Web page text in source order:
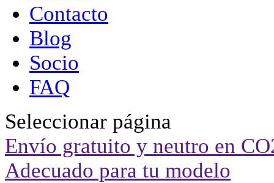
Contacto
Blog
Socio
FAQ
Seleccionar página
Envío gratuito y neutro en
Adecuado para tu modelo